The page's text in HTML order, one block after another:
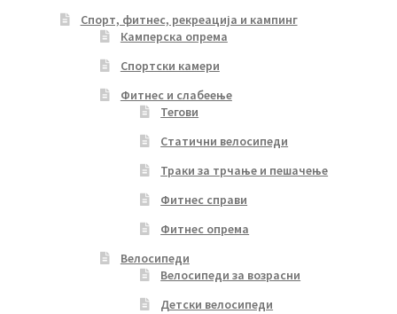
Спорт, фитнес, рекреација и кампинг
Камперска опрема
Спортски камери
Фитнес и слабеење
Тегови
Статични велосипеди
Траки за трчање и пешачење
Фитнес справи
Фитнес опрема
Велосипеди
Велосипеди за возрасни
Детски велосипеди